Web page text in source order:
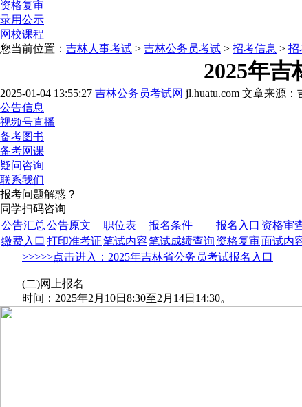
资格复审
录用公示
网校课程
您当前位置： 吉林人事考试 > 吉林公务员考试 > 招考信息 > 招
2025年
2025-01-04 13:55:27 吉林公务员考试网 jl.huatu.com 文章来源：
公告信息
视频号直播
备考图书
备考网课
疑问咨询
联系我们
报考问题解惑？
同学扫码咨询
公告汇总 公告原文 职位表 报名条件 报名入口 资格审
缴费入口 打印准考证笔试内容笔试成绩查询 资格复审面试内
>>>>>点击进入：2025年吉林省公务员考试报名入口
(二)网上报名
时间：2025年2月10日8:30至2月14日14:30。